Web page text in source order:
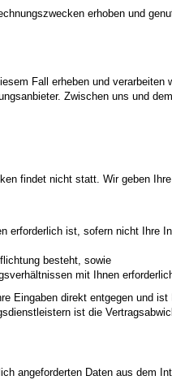
erhoben und
Fall erheben und
Zwischen uns und
findet nicht statt. Wir geben
ist, sofern nicht Ihre
besteht, sowie
mit Ihnen
Eingaben direkt entgegen und
ist die
angeforderten Daten aus dem